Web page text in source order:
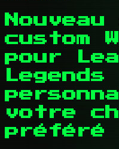
custom
pour
Legends
votre
préféré